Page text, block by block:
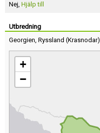
Nej, Hjälp till
Utbredning
Georgien, Ryssland (Krasnodar)
+
−